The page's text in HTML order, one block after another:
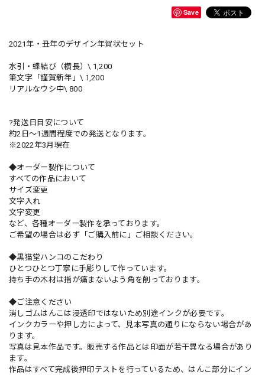
Save
2021年・丑年のデザイン年賀状セット
水引・蝶結び（横長）\ 1,200
筆文字「謹賀新年」\ 1,200
リアルなウシ中\ 800
?発送日目安について
約2日〜1週間程度での発送となります。
※2022年3月現在
◆オーダー製作について
すべての作品において
サイズ変更
文字入れ
文字変更
など、各種オーダー製作を承っております。
ご希望の場合は必ず「ご購入前に」ご相談ください。
◆黒猫堂ハンコのこだわり
ひとつひとつ丁寧に手彫りして作っています。
持ち手の木材は指が痛まないよう角を削っております。
◆ご注意ください
消しゴムはんこは浸透印ではないため別途インクが必要です。
インクカラーや押し方によって、見本写真の通りにならない場合があ
ります。
写真は見本作品です。販売する作品とは印面が若干異なる場合があり
ます。
作品はすべて完成後押印テストを行っているため、はんこ部分にイン